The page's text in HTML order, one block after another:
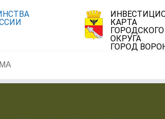
КАРТА
ГОРОДСКОГО
ОКРУГА
ГОРОД